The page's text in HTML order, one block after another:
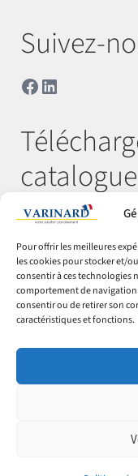
Pour offrir les meilleures
les cookies pour stocker et/
consentir à ces technologies
comportement de navigation
consentir ou de retirer son
caractéristiques et fonctions.
Suivez-
Facebook
LinkedIn
catalogue
© Varinard 2026
Expéditions &